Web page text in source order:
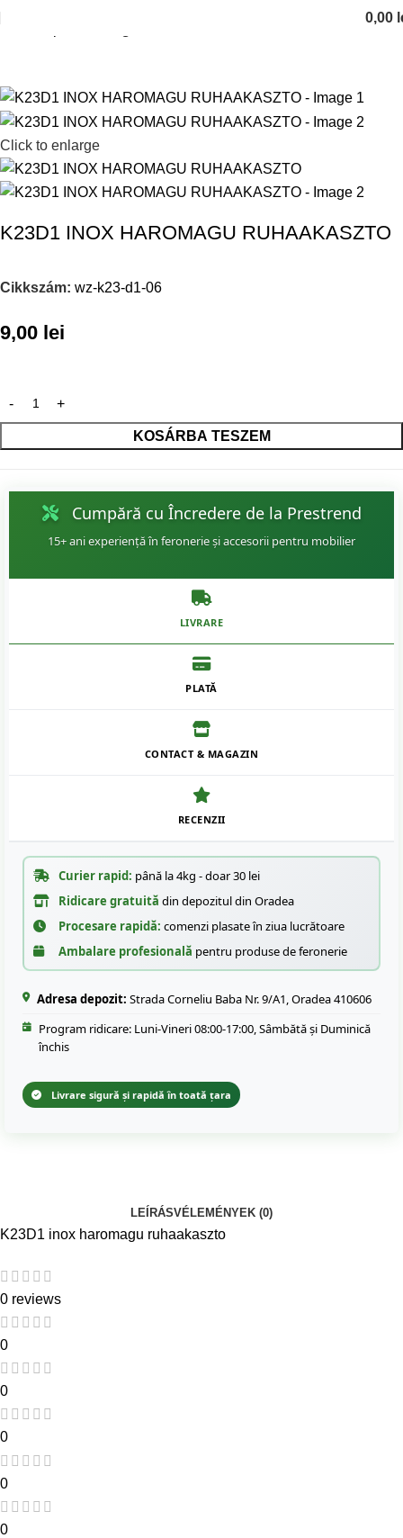
0,00
Click to enlarge
K23D1 INOX HAROMAGU RUHAAKASZTO
Cikkszám: wz-k23-d1-06
9,00 lei
KOSÁRBA TESZEM
Cumpără cu Încredere de la Prestrend
15+ ani experiență în feronerie și accesorii pentru mobilier
LIVRARE
PLATĂ
CONTACT & MAGAZIN
RECENZII
Curier rapid: până la 4kg - doar 30 lei
Ridicare gratuită din depozitul din Oradea
Procesare rapidă: comenzi plasate în ziua lucrătoare
Ambalare profesională pentru produse de feronerie
Adresa depozit: Strada Corneliu Baba Nr. 9/A1, Oradea 410606
Program ridicare: Luni-Vineri 08:00-17:00, Sâmbătă și Duminică
închis
Livrare sigură și rapidă în toată țara
LEÍRÁSVÉLEMÉNYEK (0)
K23D1 inox haromagu ruhaakaszto
0 reviews
0
0
0
0
0